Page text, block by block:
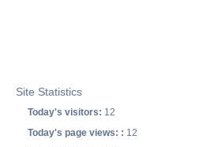
Site Statistics
Today's visitors: 12
Today's page views: : 12